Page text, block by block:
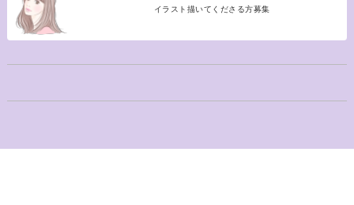
イラスト描いてくださる方募集